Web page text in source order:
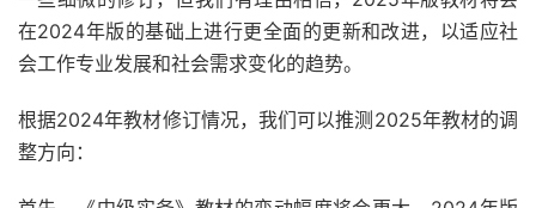
在2024年版的基础上进行更全面的更新和改进，以适应社
会工作专业发展和社会需求变化的趋势。
根据2024年教材修订情况，我们可以推测2025年教材的调
整方向：